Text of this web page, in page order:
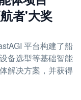
者'大奖
平台构建了船
备选型等基础智能
解决方案，并获得